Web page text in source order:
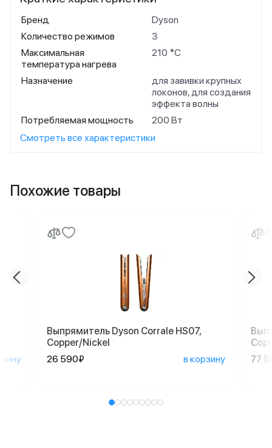
Бренд
Dyson
Количество режимов
3
Максимальная
температура нагрева
210 *С
Назначение
для завивки крупных
локонов, для создания
эффекта волны
Потребляемая мощность
200 Вт
Смотреть все характеристики
Похожие товары
Выпрямитель Dyson Corrale HS07,
Copper/Nickel
26 590₽
в корзину
77